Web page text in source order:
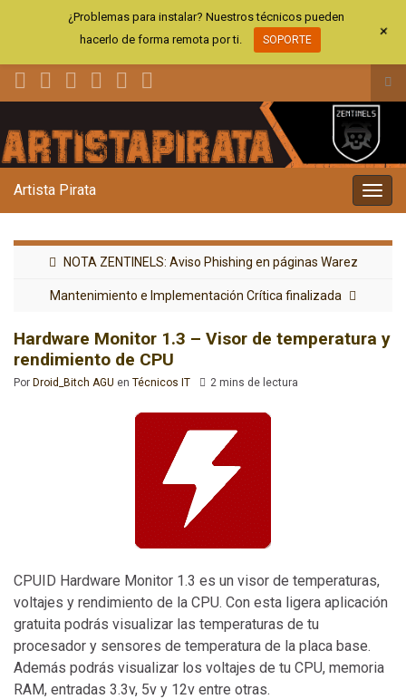
el
la
Artista Pirata
NOTA ZENTINELS: Aviso Phishing en páginas Warez
Mantenimiento e Implementación Crítica finalizada
Hardware Monitor 1.3 – Visor de temperatura y
rendimiento de CPU
Por Droid_Bitch AGU en Técnicos IT 2 mins de lectura
CPUID Hardware Monitor 1.3 es un visor de temperaturas,
voltajes y rendimiento de la CPU. Con esta ligera aplicación
gratuita podrás visualizar las temperaturas de tu
procesador y sensores de temperatura de la placa base.
Además podrás visualizar los voltajes de tu CPU, memoria
RAM, entradas 3.3v, 5v y 12v entre otras.
¿Problemas para instalar? Nuestros técnicos pueden
hacerlo de forma remota por ti.
SOPORTE +